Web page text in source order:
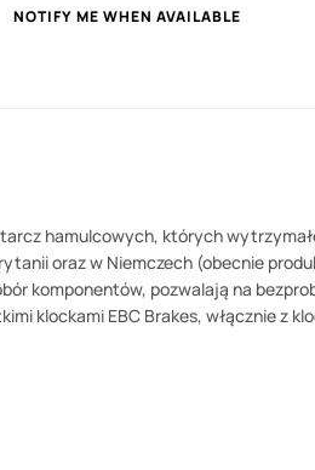
NOTIFY ME WHEN AVAILABLE
hamulcowych, których
oraz w Niemczech (obecnie
komponentów, pozwalają na
klockami EBC Brakes, włącznie z